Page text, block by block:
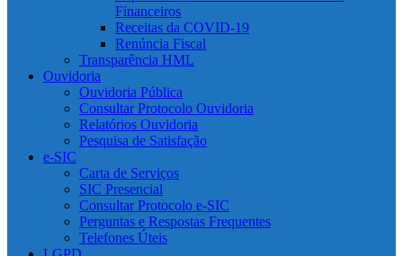
Financeiros
Receitas da COVID-19
Renúncia Fiscal
Transparência HML
Ouvidoria
Ouvidoria Pública
Consultar Protocolo Ouvidoria
Relatórios Ouvidoria
Pesquisa de Satisfação
e-SIC
Carta de Serviços
SIC Presencial
Consultar Protocolo e-SIC
Perguntas e Respostas Frequentes
Telefones Úteis